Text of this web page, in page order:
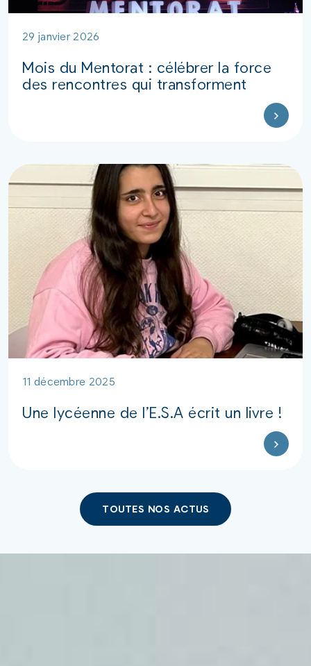
29 janvier 2026
Mois du Mentorat : célébrer la force
des rencontres qui transforment
11 décembre 2025
Une lycéenne de l’E.S.A écrit un livre !
TOUTES NOS ACTUS